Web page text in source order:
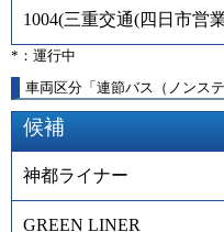
1004(三重交通(四日市営
*：運行中
車両区分「連節バス（ノンス
候補
神都ライナー
GREEN LINER